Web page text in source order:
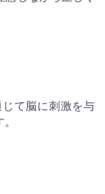
て脳に刺激を与